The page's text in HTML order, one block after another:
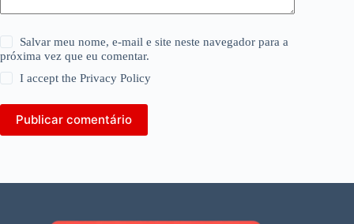
Salvar meu nome, e-mail e site neste navegador para a
próxima vez que eu comentar.
I accept thePrivacy Policy
Publicar comentário